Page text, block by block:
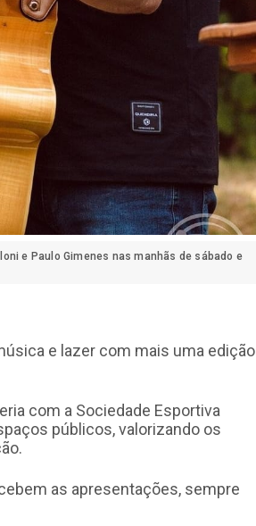
e Paulo Gimenes nas manhãs de sábado e
e lazer com mais uma edição
com a Sociedade Esportiva
públicos, valorizando os
as apresentações, sempre